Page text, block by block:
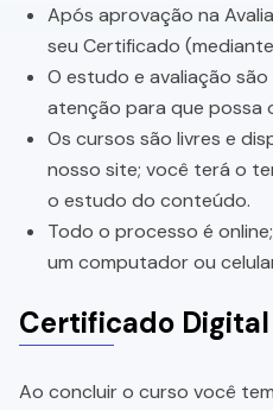
Após aprovação na
seu Certificado
O estudo e avaliação são
atenção para que possa
Os cursos são livres e
nosso site; você terá o
o estudo do conteúdo.
Todo o processo é
um computador ou
Certificado Digital
Ao concluir o curso você